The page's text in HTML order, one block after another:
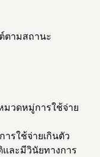
ตามสถานะ
มวดหมู่การใช้จ่าย
รใช้จ่ายเกินตัว
และมีวินัยทางการ